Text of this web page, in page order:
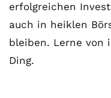
erfolgreichen
auch in heiklen
bleiben. Lerne von
Ding.